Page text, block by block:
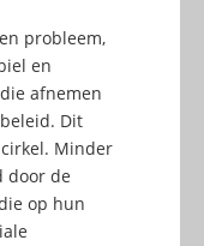
probleem,
en
afnemen
Dit
Minder
door de
op hun